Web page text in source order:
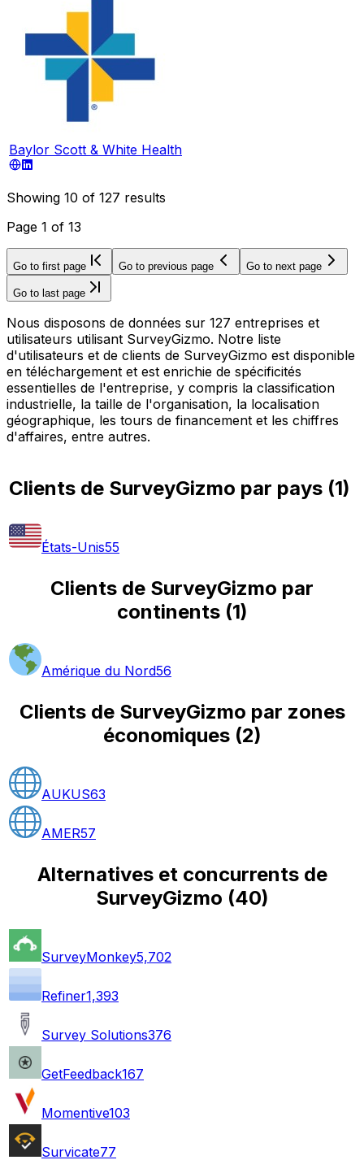
Baylor Scott & White Health
Showing 10 of 127 results
Page 1 of 13
Go to first page Go to previous page Go to next page
Go to last page
Nous disposons de données sur 127 entreprises et
utilisateurs utilisant SurveyGizmo. Notre liste
d'utilisateurs et de clients de SurveyGizmo est disponible
en téléchargement et est enrichie de spécificités
essentielles de l'entreprise, y compris la classification
industrielle, la taille de l'organisation, la localisation
géographique, les tours de financement et les chiffres
d'affaires, entre autres.
Clients de SurveyGizmo par pays (1)
États-Unis55
Clients de SurveyGizmo par
continents(1)
Amérique du Nord56
Clients de SurveyGizmo par zones
économiques(2)
AUKUS63
AMER57
Alternatives et concurrents de
SurveyGizmo (40)
SurveyMonkey5,702
Refiner1,393
Survey Solutions376
GetFeedback167
Momentive103
Survicate77